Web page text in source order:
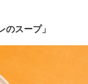
スープ」